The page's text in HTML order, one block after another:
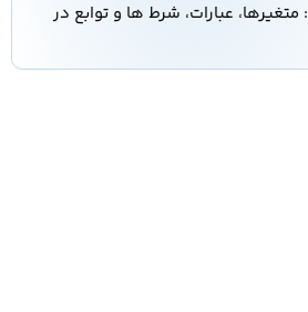
درس ۲۲: متغیرها، عبارات، شرط ها و توابع در